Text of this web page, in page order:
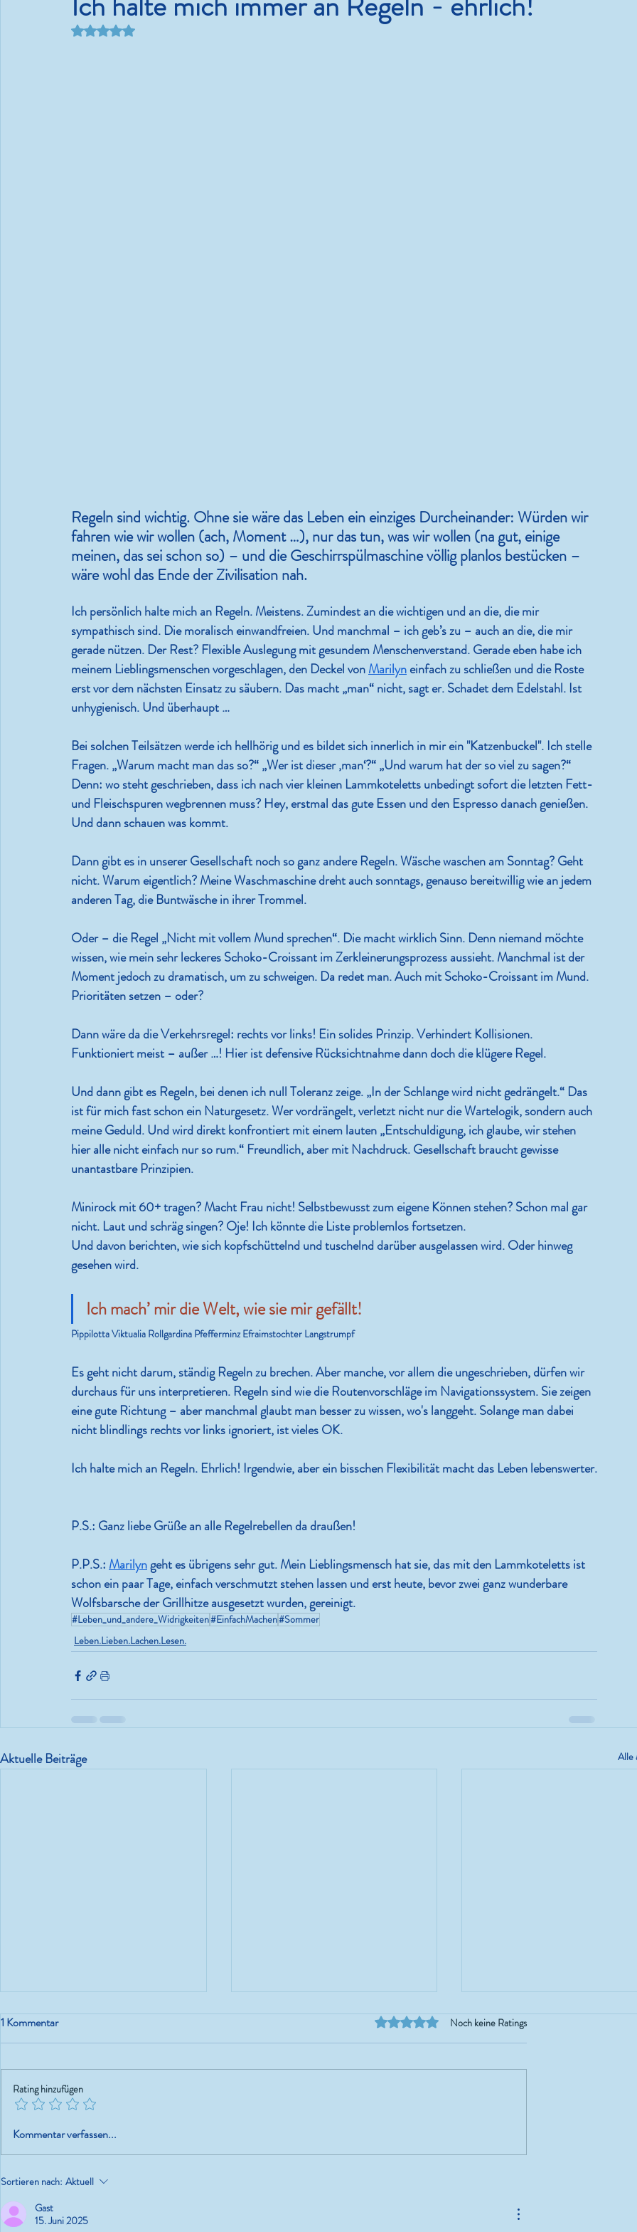
Mit NaN von 5 Sternen bewertet.
Regeln sind wichtig. Ohne sie wäre das Leben ein einziges Durcheinander: Würden wir
fahren wie wir wollen (ach, Moment …), nur das tun, was wir wollen (na gut, einige
meinen, das sei schon so) – und die Geschirrspülmaschine völlig planlos bestücken –
wäre wohl das Ende der Zivilisation nah.
Ich persönlich halte mich an Regeln. Meistens. Zumindest an die wichtigen und an die, die mir
sympathisch sind. Die moralisch einwandfreien. Und manchmal – ich geb’s zu – auch an die, die mir
gerade nützen. Der Rest? Flexible Auslegung mit gesundem Menschenverstand. Gerade eben habe ich
meinem Lieblingsmenschen vorgeschlagen, den Deckel von Marilyn einfach zu schließen und die Roste
erst vor dem nächsten Einsatz zu säubern. Das macht „man“ nicht, sagt er. Schadet dem Edelstahl. Ist
unhygienisch. Und überhaupt …
Bei solchen Teilsätzen werde ich hellhörig und es bildet sich innerlich in mir ein "Katzenbuckel". Ich stelle
Fragen. „Warum macht man das so?“ „Wer ist dieser ‚man‘?“ „Und warum hat der so viel zu sagen?“
Denn: wo steht geschrieben, dass ich nach vier kleinen Lammkoteletts unbedingt sofort die letzten Fett-
und Fleischspuren wegbrennen muss? Hey, erstmal das gute Essen und den Espresso danach genießen.
Und dann schauen was kommt.
Dann gibt es in unserer Gesellschaft noch so ganz andere Regeln. Wäsche waschen am Sonntag? Geht
nicht. Warum eigentlich? Meine Waschmaschine dreht auch sonntags, genauso bereitwillig wie an jedem
anderen Tag, die Buntwäsche in ihrer Trommel.
Oder – die Regel „Nicht mit vollem Mund sprechen“. Die macht wirklich Sinn. Denn niemand möchte
wissen, wie mein sehr leckeres Schoko-Croissant im Zerkleinerungsprozess aussieht. Manchmal ist der
Moment jedoch zu dramatisch, um zu schweigen. Da redet man. Auch mit Schoko-Croissant im Mund.
Prioritäten setzen – oder?
Dann wäre da die Verkehrsregel: rechts vor links! Ein solides Prinzip. Verhindert Kollisionen.
Funktioniert meist – außer …! Hier ist defensive Rücksichtnahme dann doch die klügere Regel.
Und dann gibt es Regeln, bei denen ich null Toleranz zeige. „In der Schlange wird nicht gedrängelt.“ Das
ist für mich fast schon ein Naturgesetz. Wer vordrängelt, verletzt nicht nur die Wartelogik, sondern auch
meine Geduld. Und wird direkt konfrontiert mit einem lauten „Entschuldigung, ich glaube, wir stehen
hier alle nicht einfach nur so rum.“ Freundlich, aber mit Nachdruck. Gesellschaft braucht gewisse
unantastbare Prinzipien.
Minirock mit 60+ tragen? Macht Frau nicht! Selbstbewusst zum eigene Können stehen? Schon mal gar
nicht. Laut und schräg singen? Oje! Ich könnte die Liste problemlos fortsetzen.
Und davon berichten, wie sich kopfschüttelnd und tuschelnd darüber ausgelassen wird. Oder hinweg
gesehen wird.
Ich mach’ mir die Welt, wie sie mir gefällt!
Pippilotta Viktualia Rollgardina Pfefferminz Efraimstochter Langstrumpf
Es geht nicht darum, ständig Regeln zu brechen. Aber manche, vor allem die ungeschrieben, dürfen wir
durchaus für uns interpretieren. Regeln sind wie die Routenvorschläge im Navigationssystem. Sie zeigen
eine gute Richtung – aber manchmal glaubt man besser zu wissen, wo's langgeht. Solange man dabei
nicht blindlings rechts vor links ignoriert, ist vieles OK.
Ich halte mich an Regeln. Ehrlich! Irgendwie, aber ein bisschen Flexibilität macht das Leben lebenswerter.
P.S.: Ganz liebe Grüße an alle Regelrebellen da draußen!
P.P.S.: Marilyn geht es übrigens sehr gut. Mein Lieblingsmensch hat sie, das mit den Lammkoteletts ist
schon ein paar Tage, einfach verschmutzt stehen lassen und erst heute, bevor zwei ganz wunderbare
Wolfsbarsche der Grillhitze ausgesetzt wurden, gereinigt.
#Leben_und_andere_Widrigkeiten#EinfachMachen#Sommer
Leben.Lieben.Lachen.Lesen.
Aktuelle Beiträge Alle
Lass los
wohnt jetzt hier. Feuer, Fleisch
Chaos?
1 Kommentar Mit 0 von 5 Sternen bewertet.
Noch keine Ratings
Rating hinzufügen
Kommentar verfassen...
Sortieren nach: Aktuell
Gast
15. Juni 2025